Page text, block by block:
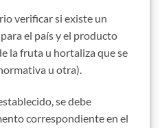
verificar si existe un
el país y el producto
la fruta u hortaliza que se
u otra).
se debe
correspondiente en el